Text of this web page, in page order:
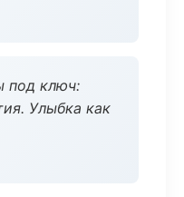
под ключ:
Улыбка как